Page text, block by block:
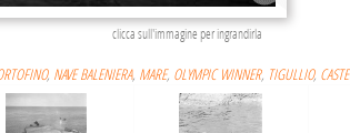
clicca sull'immagine per ingrandirla
, NAVE BALENIERA, MARE, OLYMPIC WINNER, TIGULLIO,